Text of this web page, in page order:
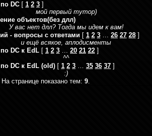
DC [ 1 2 3 ]
мой первый тутор)
объектов(без длл)
У вас нет длл? Тогда мы идем к вам!
- вопросы с ответами [ 1 2 3 … 26 27 28 ]
и ещё всякое, аплодисменты
DC к EdL [ 1 2 3 … 20 21 22 ]
^^
DC к EdL (old) [ 1 2 3 … 35 36 37 ]
:)
На странице показано тем: 9.